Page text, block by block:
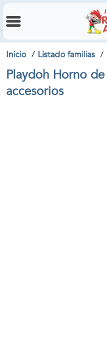
Inicio Listado familias
Playdoh Horno
accesorios